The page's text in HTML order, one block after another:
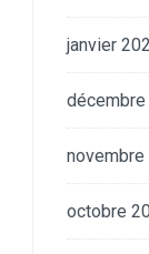
janvier
décembre
novembre
octobre